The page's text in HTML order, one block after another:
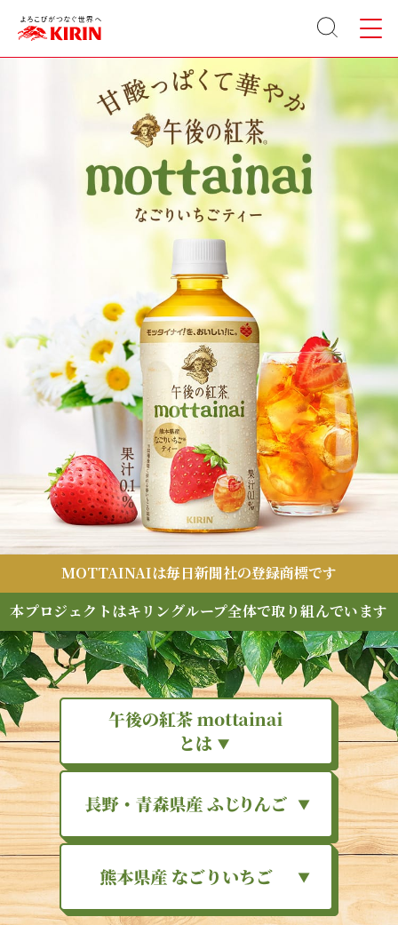
サイト
内検索
メニュ
ー
MOTTAINAIは毎日新聞社の登録商標です
本プロジェクトはキリングループ全体で取り組んでいます